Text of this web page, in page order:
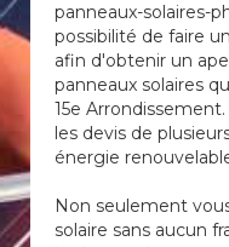
panneaux-solaires-
possibilité de faire
afin d'obtenir un
panneaux solaires
15e
les devis de
énergie
Non seulement
solaire sans aucun